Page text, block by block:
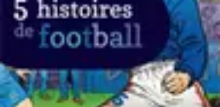
Biographies Football
Biographies InspirantesBiographies
Emblématiques
Biographies Biographies Influentes
Biographies
Légendaires